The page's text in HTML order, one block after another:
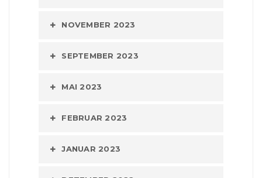
NOVEMBER 2023
SEPTEMBER 2023
MAI 2023
FEBRUAR 2023
JANUAR 2023